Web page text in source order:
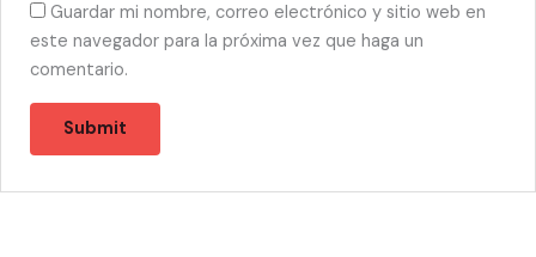
Guardar mi nombre, correo electrónico y sitio web en
este navegador para la próxima vez que haga un
comentario.